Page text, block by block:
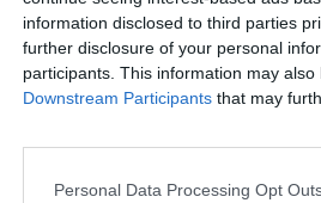
information disclosed to third parties
further disclosure of your personal
participants. This information may
Downstream Participants that may
Personal Data Processing Opt
σήμερα το
να τραυματιστεί